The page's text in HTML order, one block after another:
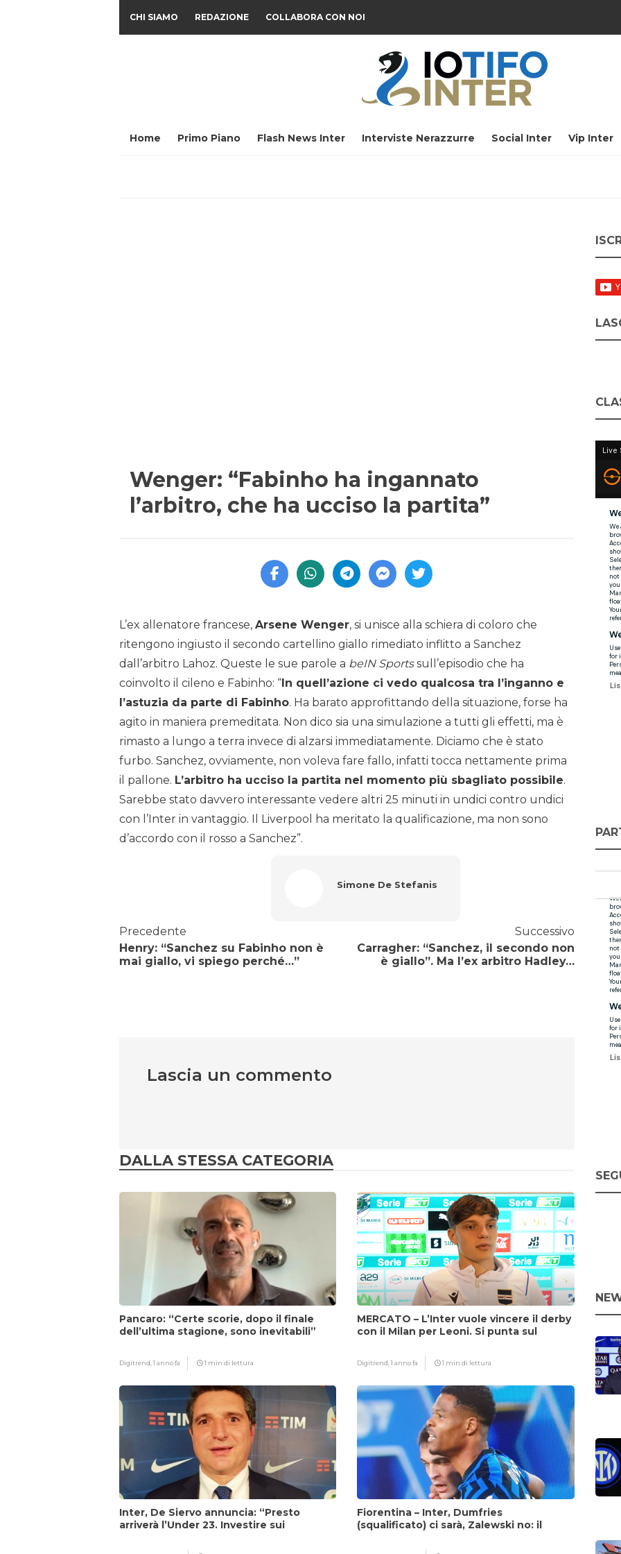
CHI SIAMO REDAZIONE COLLABORA CON NOI
Home Primo Piano Flash News Inter Interviste Nerazzurre Social Inter Vip Inter
Wenger: “Fabinho ha ingannato
l’arbitro, che ha ucciso la partita”
L’ex allenatore francese, Arsene Wenger, si unisce alla schiera di coloro che
ritengono ingiusto il secondo cartellino giallo rimediato inflitto a Sanchez
dall’arbitro Lahoz. Queste le sue parole a beIN Sportssull’episodio che ha
coinvolto il cileno e Fabinho: “ In quell’azione ci vedo qualcosa tra l’inganno e
l’astuzia da parte di Fabinho. Ha barato approfittando della situazione, forse ha
agito in maniera premeditata. Non dico sia una simulazione a tutti gli effetti, ma è
rimasto a lungo a terra invece di alzarsi immediatamente. Diciamo che è stato
furbo. Sanchez, ovviamente, non voleva fare fallo, infatti tocca nettamente prima
il pallone. L’arbitro ha ucciso la partita nel momento più sbagliato possibile.
Sarebbe stato davvero interessante vedere altri 25 minuti in undici contro undici
con l’Inter in vantaggio. Il Liverpool ha meritato la qualificazione, ma non sono
d’accordo con il rosso a Sanchez”.
Simone De Stefanis
Precedente
Henry: “Sanchez su Fabinho non è
mai giallo, vi spiego perché…”
Successivo
Carragher: “Sanchez, il secondo non
è giallo”. Ma l’ex arbitro Hadley…
Lascia un commento
DALLA STESSA CATEGORIA
Pancaro: “Certe scorie, dopo il finale
dell’ultima stagione, sono inevitabili”
Digitrend,1 anno fa 1 min di lettura
MERCATO – L’Inter vuole vincere il derby
con il Milan per Leoni. Si punta sul
Digitrend,1 anno fa 1 min di lettura
Inter, De Siervo annuncia: “Presto
arriverà l’Under 23. Investire sui
Fiorentina – Inter, Dumfries
(squalificato) ci sarà, Zalewski no: il